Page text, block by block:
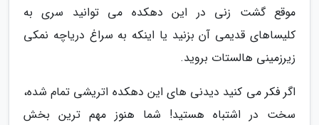
موقع گشت زنی در این دهکده می توانید سری به
کلیساهای قدیمی آن بزنید یا اینکه به سراغ دریاچه نمکی
زیرزمینی هالستات بروید.
اگر فکر می کنید دیدنی های این دهکده اتریشی تمام شده،
سخت در اشتباه هستید! شما هنوز مهم ترین بخش